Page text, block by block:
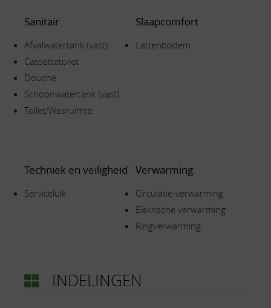
Sanitair
Afvalwatertank (vast)
Cassettetoilet
Douche
Schoonwatertank (vast)
Toilet/Wasruimte
Slaapcomfort
Lattenbodem
Techniek en veiligheid
Serviceluik
Verwarming
Circulatie-verwarming
Elekrische verwarming
Ringverwarming
INDELINGEN